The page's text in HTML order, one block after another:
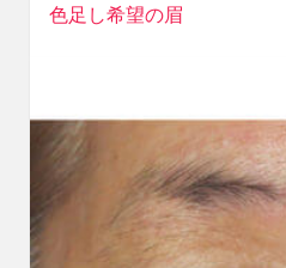
色足し希望の眉